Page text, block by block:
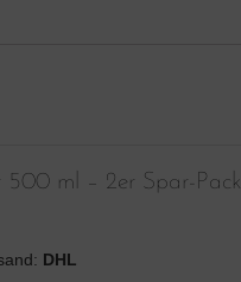
500 ml – 2er Spar-Pack
DHL